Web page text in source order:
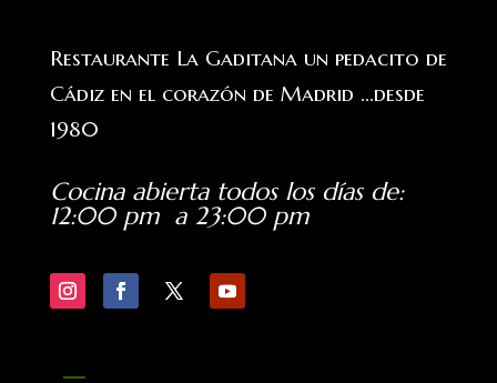
Restaurante La Gaditana un pedacito de
Cádiz en el corazón de Madrid ...desde
1980
Cocina abierta todos los días de:
12:00 pm a 23:00 pm